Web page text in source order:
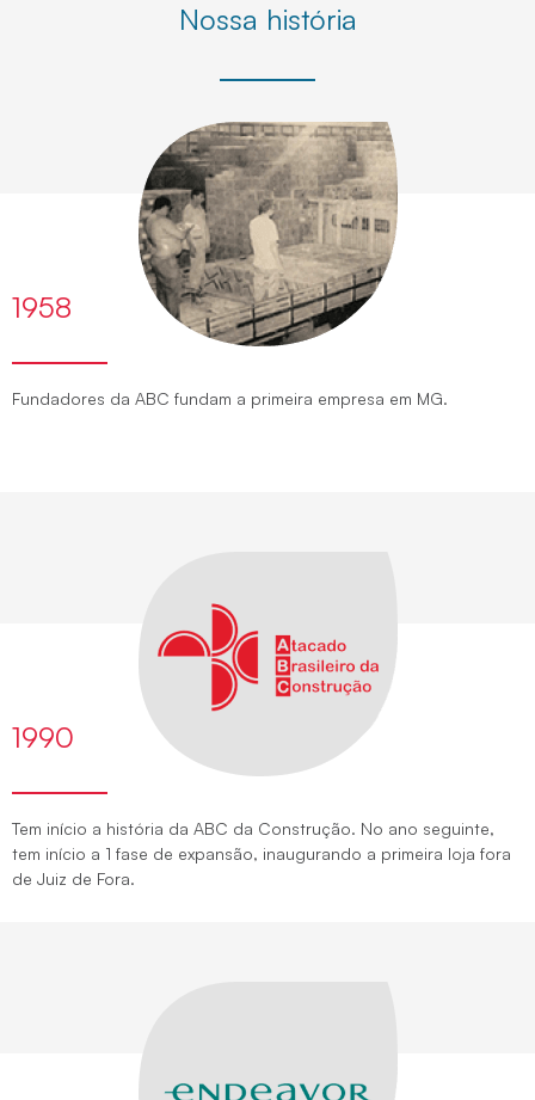
Nossa história
1958
Fundadores da ABC fundam a primeira empresa em MG.
1990
Tem início a história da ABC da Construção. No ano seguinte,
tem início a 1 fase de expansão, inaugurando a primeira loja fora
de Juiz de Fora.